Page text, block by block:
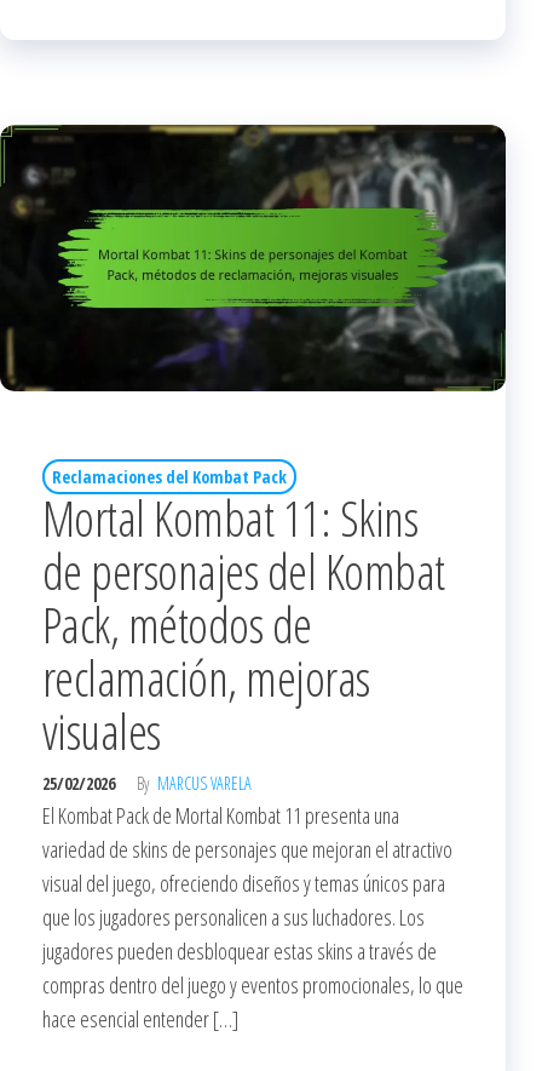
Reclamaciones del Kombat Pack
Mortal Kombat 11: Skins
de personajes del Kombat
Pack, métodos de
reclamación, mejoras
visuales
25/02/2026 By MARCUS VARELA
El Kombat Pack de Mortal Kombat 11 presenta una
variedad de skins de personajes que mejoran el atractivo
visual del juego, ofreciendo diseños y temas únicos para
que los jugadores personalicen a sus luchadores. Los
jugadores pueden desbloquear estas skins a través de
compras dentro del juego y eventos promocionales, lo que
hace esencial entender […]